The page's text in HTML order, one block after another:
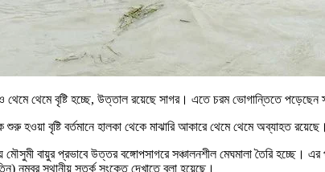
থেমে বৃষ্টি হচ্ছে, উত্তাল রয়েছে সাগর। এতে চরম ভোগান্তিতে
হওয়া বৃষ্টি বর্তমানে হালকা থেকে মাঝারি আকারে থেমে থেমে অব্যাহত রয়েছে।
বায়ুর প্রভাবে উত্তর বঙ্গোপসাগরে সঞ্চালনশীল মেঘমালা তৈরি হচ্ছে।
নম্বর স্থানীয় সতর্ক সংকেত দেখাতে বলা হয়েছে।